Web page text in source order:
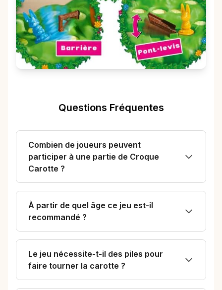
Questions Fréquentes
Combien de joueurs peuvent
participer à une partie de Croque
Carotte ?
À partir de quel âge ce jeu est-il
recommandé ?
Le jeu nécessite-t-il des piles pour
faire tourner la carotte ?